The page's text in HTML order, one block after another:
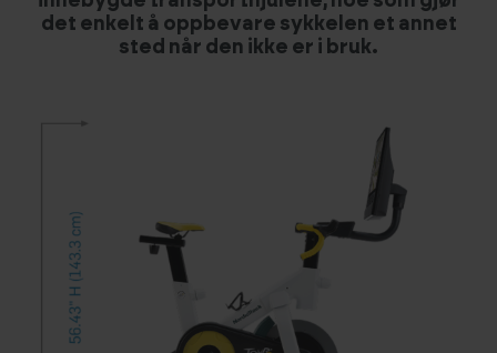
det enkelt å oppbevare sykkelen et annet
sted når den ikke er i bruk.